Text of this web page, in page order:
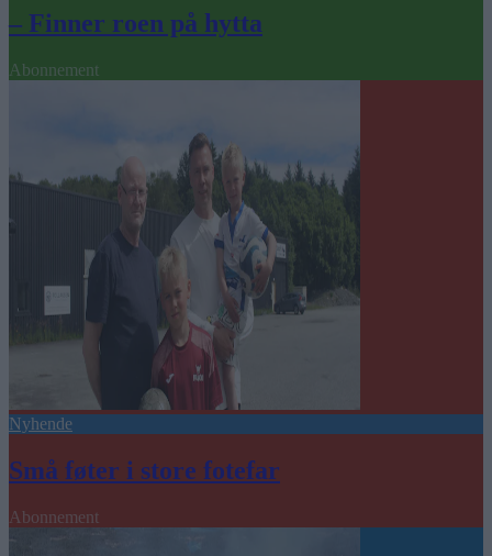
– Finner roen på hytta
Abonnement
Nyhende
Små føter i store fotefar
Abonnement